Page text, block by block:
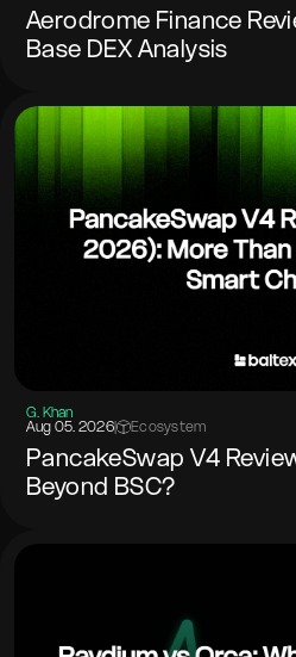
Aerodrome Finance
Base DEX Analysis
G. Khan
Aug 05. 2026| Ecosystem
PancakeSwap V4
Beyond BSC?